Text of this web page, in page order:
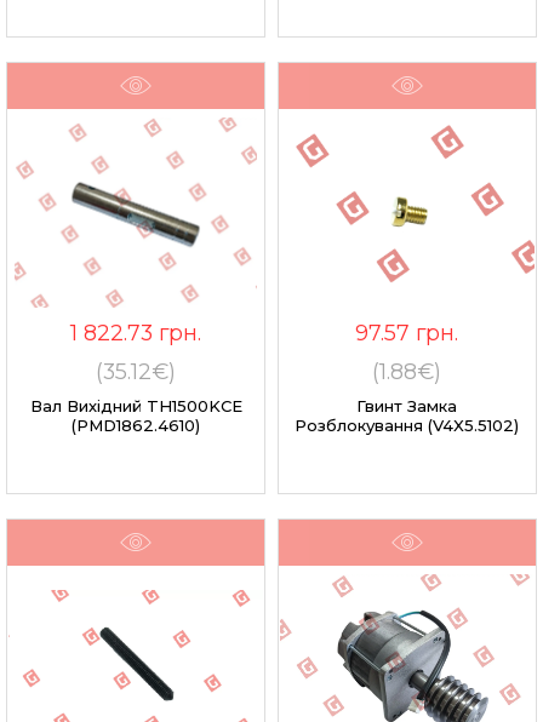
1 822.73 грн.
(35.12€)
Вал Вихідний TH1500KCE
(PMD1862.4610)
97.57 грн.
(1.88€)
Гвинт Замка
Розблокування (V4X5.5102)